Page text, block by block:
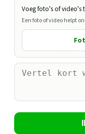
Voeg foto's of video's
Een foto of video helpt